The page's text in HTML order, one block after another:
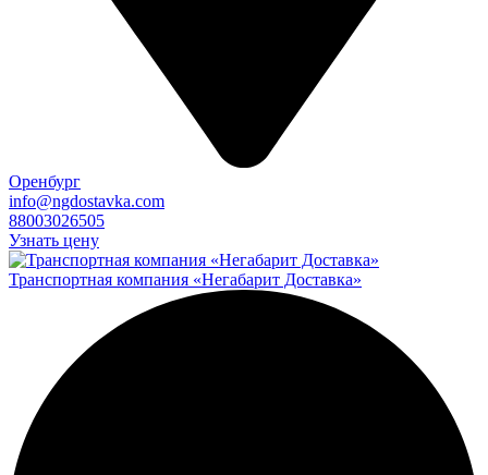
Оренбург
info@ngdostavka.com
88003026505
Узнать цену
Транспортная компания «Негабарит Доставка»